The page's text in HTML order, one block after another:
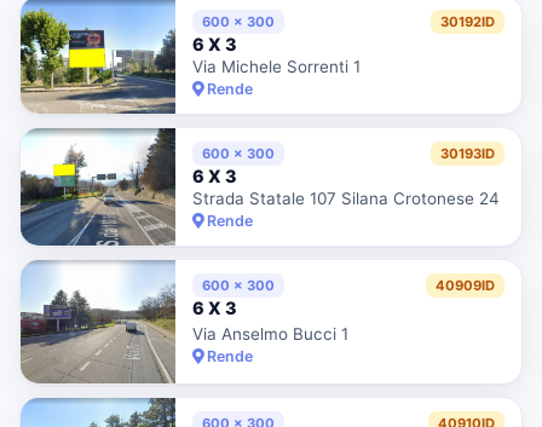
600 x 300 30192ID
6 X 3
Via Michele Sorrenti 1
Rende
600 x 300 30193ID
6 X 3
Strada Statale 107 Silana Crotonese 24
Rende
600 x 300 40909ID
6 X 3
Via Anselmo Bucci 1
Rende
600 x 300 40910ID